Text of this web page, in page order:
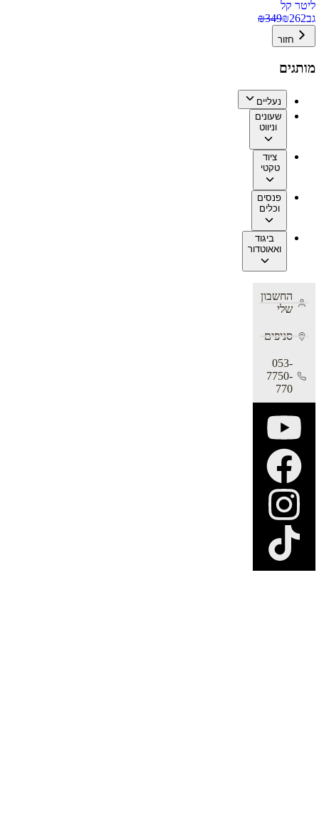
ליטר קל
גב
₪262
₪349
חזור
מותגים
נעליים
שעונים
וניווט
ציוד
טקטי
פנסים
וכלים
ביגוד
ואאוטדור
החשבון
שלי
סניפים
053-
7750-
770